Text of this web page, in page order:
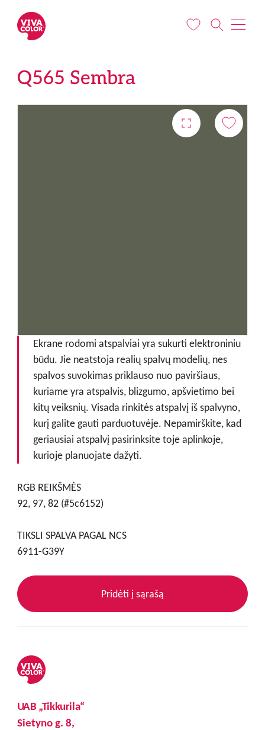
Q565 Sembra
Ekrane rodomi atspalviai yra sukurti elektroniniu
būdu. Jie neatstoja realių spalvų modelių, nes
spalvos suvokimas priklauso nuo paviršiaus,
kuriame yra atspalvis, blizgumo, apšvietimo bei
kitų veiksnių. Visada rinkitės atspalvį iš spalvyno,
kurį galite gauti parduotuvėje. Nepamirškite, kad
geriausiai atspalvį pasirinksite toje aplinkoje,
kurioje planuojate dažyti.
RGB REIKŠMĖS
92, 97, 82 (#5c6152)
TIKSLI SPALVA PAGAL NCS
6911-G39Y
Pridėti į sąrašą
UAB „Tikkurila“
Sietyno g. 8,